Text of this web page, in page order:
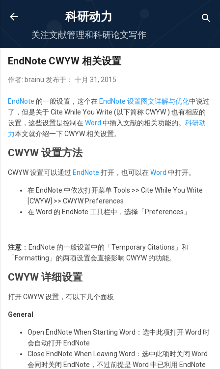
跳至主要内容
科研动力
关注文献管理和科研论文写作
EndNote CWYW 相关设置
作者: brainu 发布于： 十月 31, 2015
EndNote 的一般设置，这个在 EndNote 设置图文详解与优化中说过
了，但是关于 Cite While You Write (以下简称 CWYW ) 也有相应的
设置，这些设置是控制在Word 中插入文献的相关功能的。 科研动
力本文就介绍一下 CWYW 相关设置。
CWYW 设置方法
CWYW 设置可以通过 EndNote 打开，也可以在Word 中打开。
在 EndNote 中依次打开菜单 Tools >> Cite While You Write
[CWYW] >> CWYW Preferences
在 Word 的 EndNote 工具栏中，选择「Preferences」
注意 ：EndNote 的一般设置中的「Temporary Citations」和
「Formatting」的两项设置会直接影响 CWYW 的功能。
CWYW 详细设置
打开 CWYW 设置，有以下几个面板
General
Open EndNote When Starting Word：选中此项打开 Word 时
会自动打开 EndNote
Close EndNote When Leaving Word：选中此项时关闭 Word
会同时关闭 EndNote，不过前提是 Word 中已利用 EndNote